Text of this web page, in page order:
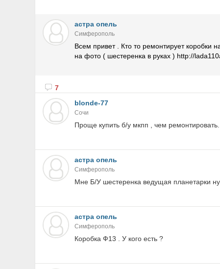
астра опель
Симферополь
Всем привет . Кто то ремонтирует коробки
на фото ( шестеренка в руках ) http://
7
blonde-77
Сочи
Проще купить б/у мкпп , чем
астра опель
Симферополь
Мне Б/У шестеренка ведущая планетарки
астра опель
Симферополь
Коробка Ф13 . У кого есть ?